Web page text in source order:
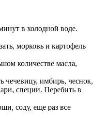
в холодной воде.
морковь и картофель
количестве масла,
чечевицу, имбирь, чеснок,
специи. Перебить в
соду, еще раз все